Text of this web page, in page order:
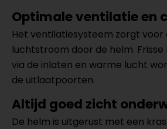
Optimale ventilatie en
Het ventilatiesysteem zorgt
luchtstroom door de helm.
via de inlaten en warme lucht
de uitlaatpoorten.
Altijd goed zicht
De helm is uitgerust met een